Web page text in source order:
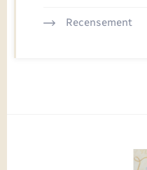
Recensement